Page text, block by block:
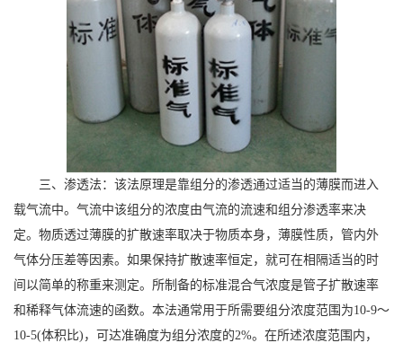
三、渗透法：该法原理是靠组分的渗透通过适当的薄膜而进入
载气流中。气流中该组分的浓度由气流的流速和组分渗透率来决
定。物质透过薄膜的扩散速率取决于物质本身，薄膜性质，管内外
气体分压差等因素。如果保持扩散速率恒定，就可在相隔适当的时
间以简单的称重来测定。所制备的标准混合气浓度是管子扩散速率
和稀释气体流速的函数。本法通常用于所需要组分浓度范围为10-9～
10-5(体积比)，可达准确度为组分浓度的2%。在所述浓度范围内，